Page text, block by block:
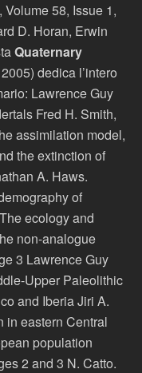
58, Issue 1,
D. Horan, Erwin
Quaternary
dedica l’intero
Lawrence Guy
Fred H. Smith,
assimilation model,
the extinction of
A. Haws.
of
ecology and
non-analogue
3 Lawrence Guy
Upper Paleolithic
and Iberia Jiri A.
in eastern Central
population
2 and 3 N. Catto.